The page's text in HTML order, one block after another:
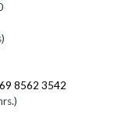
8562 3542